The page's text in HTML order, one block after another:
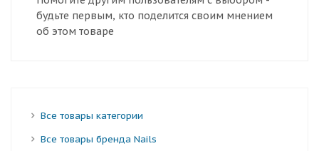
будьте первым, кто поделится своим мнением
об этом товаре
Все товары категории
Все товары бренда Nails